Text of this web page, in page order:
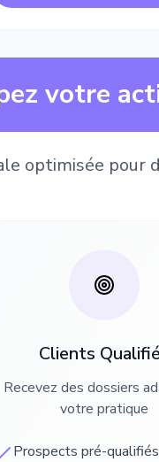
votre
optimisée
Clients
Recevez des dossiers
votre pratique
Prospects pré-